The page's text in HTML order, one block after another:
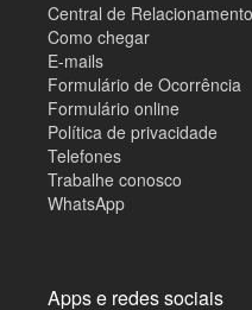
Central de
Como chegar
E-mails
Formulário de Ocorrência
Formulário online
Política de privacidade
Telefones
Trabalhe conosco
WhatsApp
Apps e redes sociais